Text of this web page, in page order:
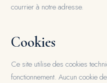
courrier à notre adresse.
Cookies
Ce site utilise des cookies
fonctionnement. Aucun cookie